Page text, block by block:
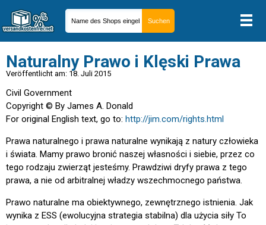
Naturalny Prawo i Klęski Prawa
Veröffentlicht am: 18. Juli 2015
Civil Government
Copyright © By James A. Donald
For original English text, go to: http://jim.com/rights.html
Prawa naturalnego i prawa naturalne wynikają z natury człowieka
i świata. Mamy prawo bronić naszej własności i siebie, przez co
tego rodzaju zwierząt jesteśmy. Prawdziwi dryfy prawa z tego
prawa, a nie od arbitralnej władzy wszechmocnego państwa.
Prawo naturalne ma obiektywnego, zewnętrznego istnienia. Jak
wynika z ESS (ewolucyjna strategia stabilna) dla użycia siły To